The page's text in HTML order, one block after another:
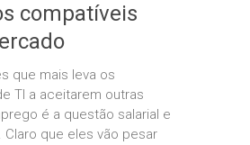
compatíveis
que mais leva os
TI a aceitarem outras
é a questão salarial e
que eles vão pesar